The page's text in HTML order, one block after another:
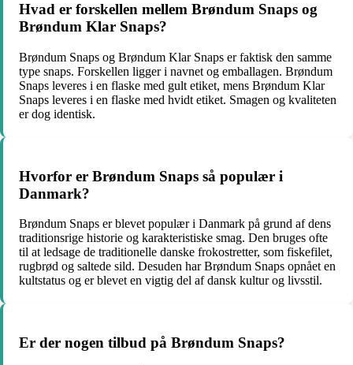
Hvad er forskellen mellem Brøndum Snaps og
Brøndum Klar Snaps?
Brøndum Snaps og Brøndum Klar Snaps er faktisk den samme
type snaps. Forskellen ligger i navnet og emballagen. Brøndum
Snaps leveres i en flaske med gult etiket, mens Brøndum Klar
Snaps leveres i en flaske med hvidt etiket. Smagen og kvaliteten
er dog identisk.
Hvorfor er Brøndum Snaps så populær i
Danmark?
Brøndum Snaps er blevet populær i Danmark på grund af dens
traditionsrige historie og karakteristiske smag. Den bruges ofte
til at ledsage de traditionelle danske frokostretter, som fiskefilet,
rugbrød og saltede sild. Desuden har Brøndum Snaps opnået en
kultstatus og er blevet en vigtig del af dansk kultur og livsstil.
Er der nogen tilbud på Brøndum Snaps?